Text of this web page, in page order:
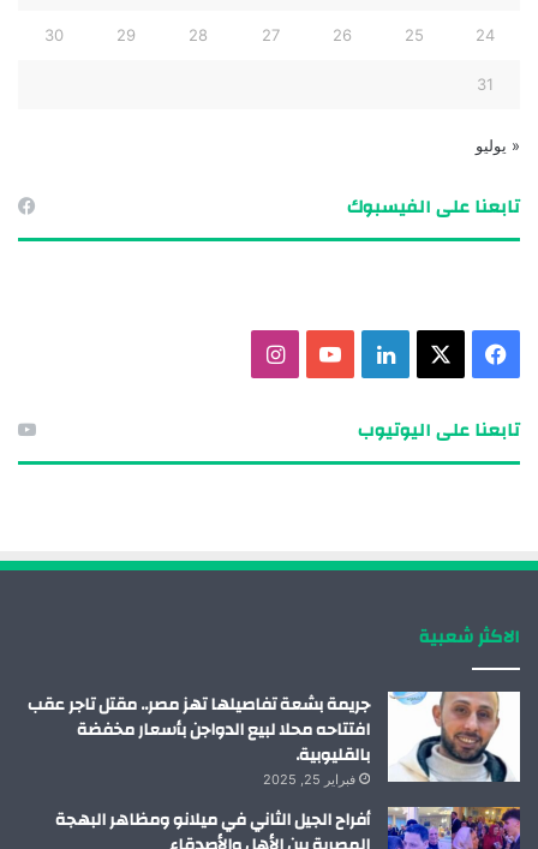
24
25
26
27
28
29
30
31
« يوليو
تابعنا على الفيسبوك
تابعنا على اليوتيوب
الاكثر شعبية
جريمة بشعة تفاصيلها تهز مصر.. مقتل تاجر عقب
افتتاحه محلا لبيع الدواجن بأسعار مخفضة
بالقليوبية.
فبراير 25, 2025
أفراح الجيل الثاني في ميلانو ومظاهر البهجة